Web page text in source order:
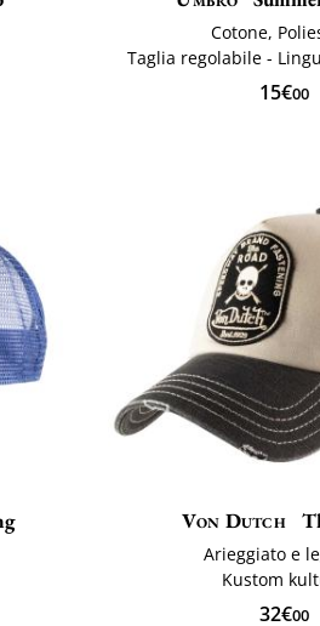
Cotone,
Taglia regolabile -
15€00
Von Dutch
Arieggiato e
Kustom
32€00